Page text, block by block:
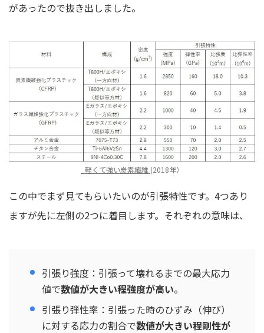
があったので抜き出しました。
_軽くて強い炭素繊維 (2018年）
この中でまず見てもらいたいのが引張特性です。4つあり
ますが先に左側の2つに着目します。それぞれの意味は、
引張り強度：引張って壊れるまでの最大応力
値で数値が大きい程強度が高い。
引張り弾性率：引張った時のひずみ（伸び）
に対する応力の割合で数値が大きい程剛性が